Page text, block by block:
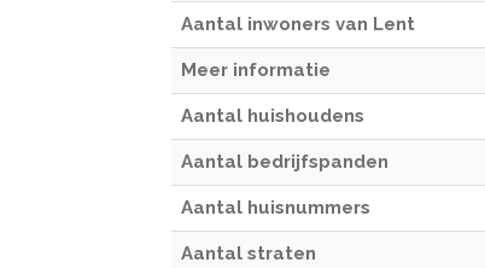
Aantal inwoners van Lent
Meer informatie
Aantal huishoudens
Aantal bedrijfspanden
Aantal huisnummers
Aantal straten